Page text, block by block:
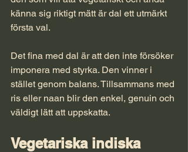
känna sig riktigt mätt är dal ett utmärkt
första val.
Det fina med dal är att den inte försöker
imponera med styrka. Den vinner i
stället genom balans. Tillsammans med
ris eller naan blir den enkel, genuin och
väldigt lätt att uppskatta.
Vegetariska indiska